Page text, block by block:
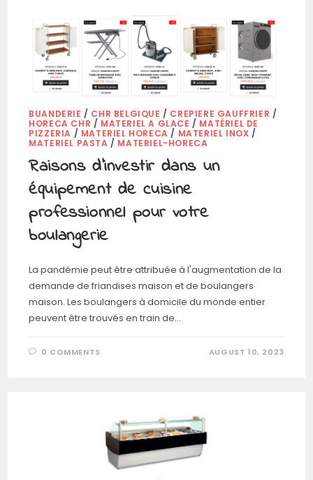
BUANDERIE / CHR BELGIQUE / CREPIERE GAUFFRIER /
HORECA CHR / MATERIEL A GLACE / MATÉRIEL DE
PIZZERIA / MATERIEL HORECA / MATERIEL INOX /
MATERIEL PASTA / MATERIEL-HORECA
Raisons d’investir dans un
équipement de cuisine
professionnel pour votre
boulangerie
La pandémie peut être attribuée à l'augmentation de la
demande de friandises maison et de boulangers
maison. Les boulangers à domicile du monde entier
peuvent être trouvés en train de…
0 COMMENTS AUGUST 10, 2023